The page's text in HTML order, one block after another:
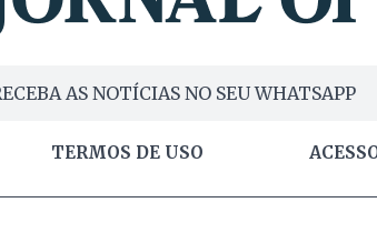
AS NOTÍCIAS NO SEU WHATSAPP
TERMOS DE USO